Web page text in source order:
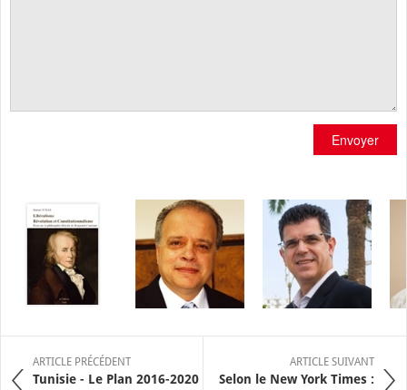
Envoyer
ARTICLE PRÉCÉDENT
Tunisie - Le Plan 2016-2020
ARTICLE SUIVANT
Selon le New York Times :